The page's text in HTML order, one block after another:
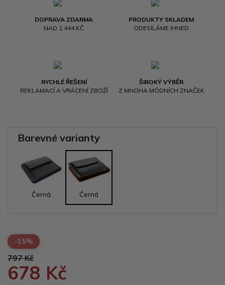
DOPRAVA ZDARMA
NAD 1 444 KČ
PRODUKTY SKLADEM
ODESÍLÁME IHNED
RYCHLÉ ŘEŠENÍ
REKLAMACÍ A VRÁCENÍ ZBOŽÍ
ŠIROKÝ VÝBĚR
Z MNOHA MÓDNÍCH ZNAČEK
Barevné varianty
Černá Černá
-15%
797 Kč
678 Kč